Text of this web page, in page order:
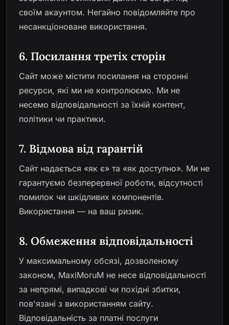
своїм акаунтом. Негайно повідомляйте про
несанкціоноване використання.
6. Посилання третіх сторін
Сайт може містити посилання на сторонні
ресурси, які ми не контролюємо. Ми не
несемо відповідальності за їхній контент,
політики чи практики.
7. Відмова від гарантій
Сайт надається «як є» та «як доступно». Ми не
гарантуємо безперервної роботи, відсутності
помилок чи шкідливих компонентів.
Використання — на ваш ризик.
8. Обмеження відповідальності
У максимальному обсязі, дозволеному
законом, MaxiMoruM не несе відповідальності
за непрямі, випадкові чи похідні збитки,
пов'язані з використанням сайту.
Відповідальність за платні послуги